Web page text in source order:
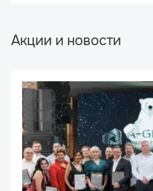
Акции и новости